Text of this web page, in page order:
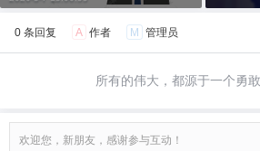
0 条回复 A 作者 M 管理员
所有的伟大，都源于一个勇
欢迎您，新朋友，感谢参与互动！